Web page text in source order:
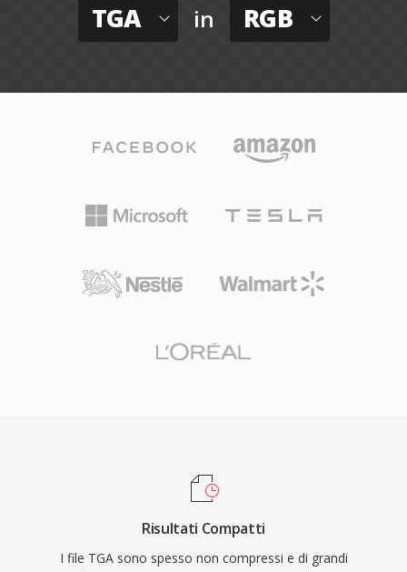
TGA in RGB
Risultati Compatti
I file TGA sono spesso non compressi e di grandi